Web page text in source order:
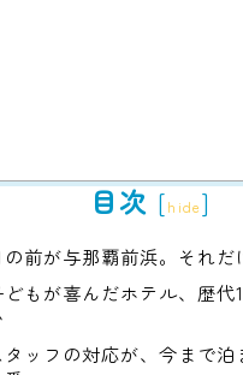
目次 [hide]
の前が与那覇前浜。それだ
どもが喜んだホテル、歴代
タッフの対応が、今まで